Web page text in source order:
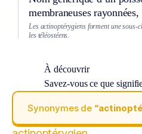
membraneuses
Les actinoptérygiens forment une sous-
les téléostéens.
À découvrir
Savez-vous ce que
Synonymes de